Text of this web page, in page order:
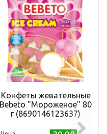
Конфеты жевательные
Bebeto "Мороженое" 80
г (8690146123637)